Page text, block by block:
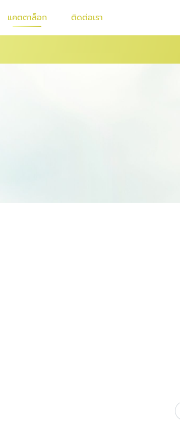
แคตตาล็อก ติดต่อเรา